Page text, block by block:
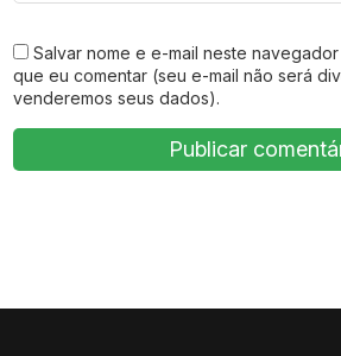
Salvar nome e e-mail neste
que eu comentar (seu e-mail não será
venderemos seus dados).